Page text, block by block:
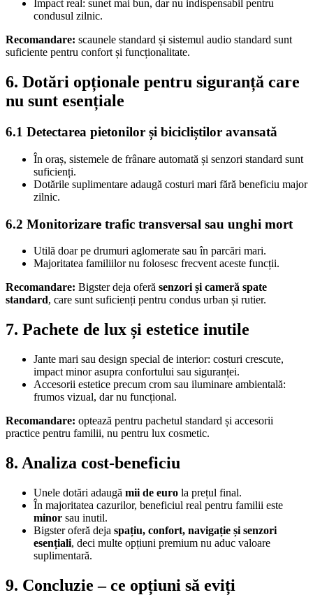
Impact real: sunet mai bun, dar nu indispensabil pentru
condusul zilnic.
Recomandare: scaunele standard și sistemul audio standard sunt
suficiente pentru confort și funcționalitate.
6. Dotări opționale pentru siguranță care
nu sunt esențiale
6.1 Detectarea pietonilor și bicicliștilor avansată
În oraș, sistemele de frânare automată și senzori standard sunt
suficienți.
Dotările suplimentare adaugă costuri mari fără beneficiu major
zilnic.
6.2 Monitorizare trafic transversal sau unghi mort
Utilă doar pe drumuri aglomerate sau în parcări mari.
Majoritatea familiilor nu folosesc frecvent aceste funcții.
Recomandare: Bigster deja oferă senzori și cameră spate
standard, care sunt suficienți pentru condus urban și rutier.
7. Pachete de lux și estetice inutile
Jante mari sau design special de interior: costuri crescute,
impact minor asupra confortului sau siguranței.
Accesorii estetice precum crom sau iluminare ambientală:
frumos vizual, dar nu funcțional.
Recomandare: optează pentru pachetul standard și accesorii
practice pentru familii, nu pentru lux cosmetic.
8. Analiza cost-beneficiu
Unele dotări adaugă mii de euro la prețul final.
În majoritatea cazurilor, beneficiul real pentru familii este
minor sau inutil.
Bigster oferă deja spațiu, confort, navigație și senzori
esențiali, deci multe opțiuni premium nu aduc valoare
suplimentară.
9. Concluzie – ce opțiuni să eviți